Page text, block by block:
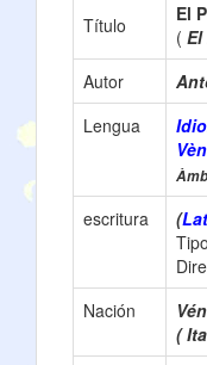
Título
El
( El
Autor
Lengua
escritura
(
Nación
(